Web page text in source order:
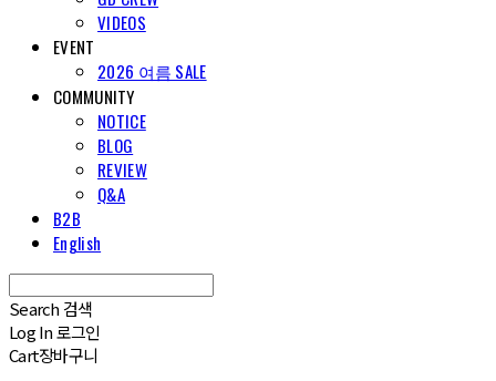
VIDEOS
EVENT
2026 여름 SALE
COMMUNITY
NOTICE
BLOG
REVIEW
Q&A
B2B
English
Search 검색
Log In로그인
Cart장바구니